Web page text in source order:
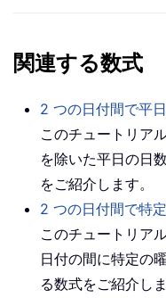
関連する数式
2 つの日付間で平
このチュートリア
を除いた平日の日
をご紹介します。
2 つの日付間で特
このチュートリア
日付の間に特定の
る数式をご紹介しま